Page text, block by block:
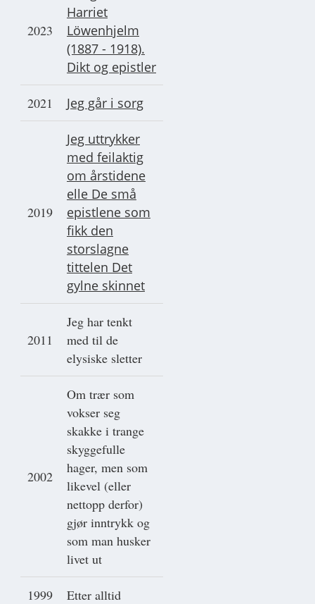
2023
Harriet
Löwenhjelm
(1887 - 1918).
Dikt og epistler
2021 Jeg går i sorg
2019
Jeg uttrykker
med feilaktig
om årstidene
elle De små
epistlene som
fikk den
storslagne
tittelen Det
gylne skinnet
2011
Jeg har tenkt
med til de
elysiske sletter
2002
Om trær som
vokser seg
skakke i trange
skyggefulle
hager, men som
likevel (eller
nettopp derfor)
gjør inntrykk og
som man husker
livet ut
1999 Etter alltid